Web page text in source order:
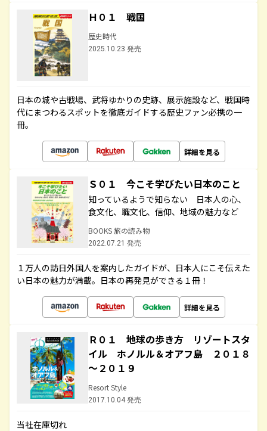
Ｈ０１ 戦国
歴史時代
2025.10.23 発売
日本の城や古戦場、武将ゆかりの史跡、展示施設など、戦国時
代にまつわるスポットを徹底ガイドする歴史ファン必携の一
冊。
詳細を見る
Ｓ０１ 今こそ学びたい日本のこと
知っているようで知らない 日本人の心、
食文化、職文化、信仰、地域の魅力など
BOOKS 旅の読み物
2022.07.21 発売
１万人の訪日外国人を案内したガイドが、日本人にこそ伝えた
い日本の魅力が満載。日本の再発見ができる１冊！
詳細を見る
Ｒ０１ 地球の歩き方 リゾートスタ
イル ホノルル＆オアフ島 ２０１８
～２０１９
Resort Style
2017.10.04 発売
当社在庫切れ